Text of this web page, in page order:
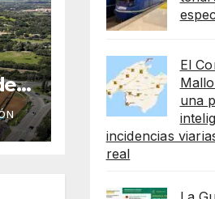
El
una
incidencias
real